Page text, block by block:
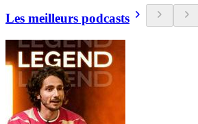
Les meilleurs podcasts